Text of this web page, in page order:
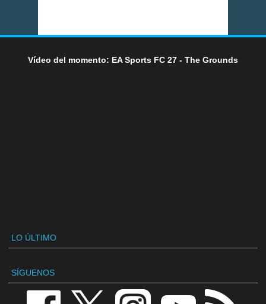
Vídeo del momento: EA Sports FC 27 - The Grounds
LO ÚLTIMO
SÍGUENOS